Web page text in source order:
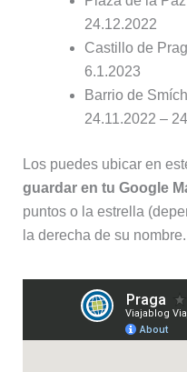
24.12.2022
Castillo de
6.1.2023
Barrio de
24.11.2022 –
Los puedes ubicar en
guardar en tu Google
puntos o la estrella
la derecha de su nombre.